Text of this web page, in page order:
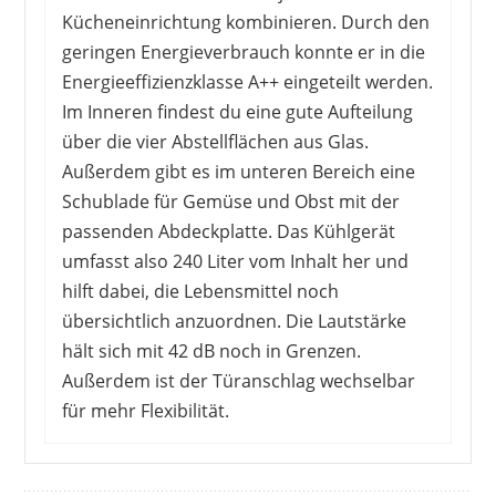
EXQUISIT
319,95 € 299,95 €*
Kücheneinrichtung kombinieren. Durch den
geringen Energieverbrauch konnte er in die
Energieeffizienzklasse A++ eingeteilt werden.
Im Inneren findest du eine gute Aufteilung
über die vier Abstellflächen aus Glas.
Außerdem gibt es im unteren Bereich eine
Schublade für Gemüse und Obst mit der
passenden Abdeckplatte. Das Kühlgerät
umfasst also 240 Liter vom Inhalt her und
hilft dabei, die Lebensmittel noch
übersichtlich anzuordnen. Die Lautstärke
hält sich mit 42 dB noch in Grenzen.
Außerdem ist der Türanschlag wechselbar
für mehr Flexibilität.
Von den Kunden gibt es nur gute Meinungen zu
lesen. Der Kühlschrank macht optisch einen